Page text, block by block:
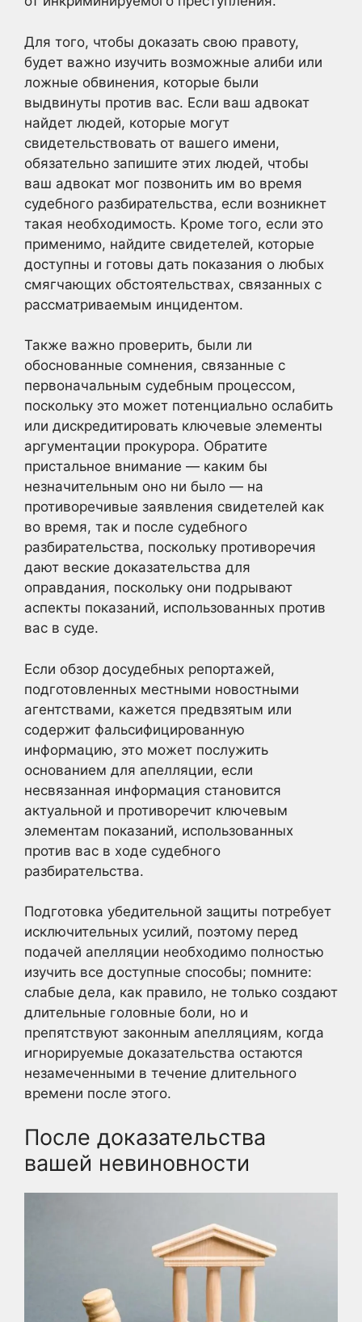
Для того, чтобы доказать свою правоту,
будет важно изучить возможные алиби или
ложные обвинения, которые были
выдвинуты против вас. Если ваш адвокат
найдет людей, которые могут
свидетельствовать от вашего имени,
обязательно запишите этих людей, чтобы
ваш адвокат мог позвонить им во время
судебного разбирательства, если возникнет
такая необходимость. Кроме того, если это
применимо, найдите свидетелей, которые
доступны и готовы дать показания о любых
смягчающих обстоятельствах, связанных с
рассматриваемым инцидентом.
Также важно проверить, были ли
обоснованные сомнения, связанные с
первоначальным судебным процессом,
поскольку это может потенциально ослабить
или дискредитировать ключевые элементы
аргументации прокурора. Обратите
пристальное внимание — каким бы
незначительным оно ни было — на
противоречивые заявления свидетелей как
во время, так и после судебного
разбирательства, поскольку противоречия
дают веские доказательства для
оправдания, поскольку они подрывают
аспекты показаний, использованных против
вас в суде.
Если обзор досудебных репортажей,
подготовленных местными новостными
агентствами, кажется предвзятым или
содержит фальсифицированную
информацию, это может послужить
основанием для апелляции, если
несвязанная информация становится
актуальной и противоречит ключевым
элементам показаний, использованных
против вас в ходе судебного
разбирательства.
Подготовка убедительной защиты потребует
исключительных усилий, поэтому перед
подачей апелляции необходимо полностью
изучить все доступные способы; помните:
слабые дела, как правило, не только создают
длительные головные боли, но и
препятствуют законным апелляциям, когда
игнорируемые доказательства остаются
незамеченными в течение длительного
времени после этого.
После доказательства
вашей невиновности